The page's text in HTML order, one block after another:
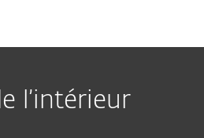
l’intérieur